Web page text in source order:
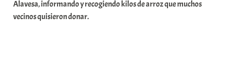
a
K
Alavesa, informando y recogiendo kilos de arroz que muchos
vecinos quisieron donar.